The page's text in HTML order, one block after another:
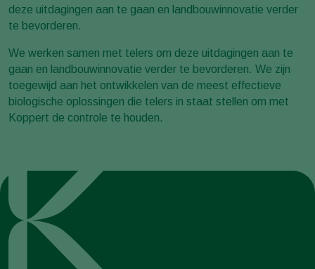
deze uitdagingen aan te gaan en landbouwinnovatie verder
te bevorderen.
We werken samen met telers om deze uitdagingen aan te
gaan en landbouwinnovatie verder te bevorderen. We zijn
toegewijd aan het ontwikkelen van de meest effectieve
biologische oplossingen die telers in staat stellen om met
Koppert de controle te houden.